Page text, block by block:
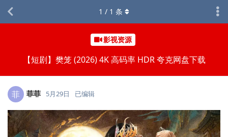
影视资源
【短剧】樊笼 (2026) 4K 高码率 HDR 夸克网盘下载
1 / 1 条
菲 菲菲 5月29日 已编辑